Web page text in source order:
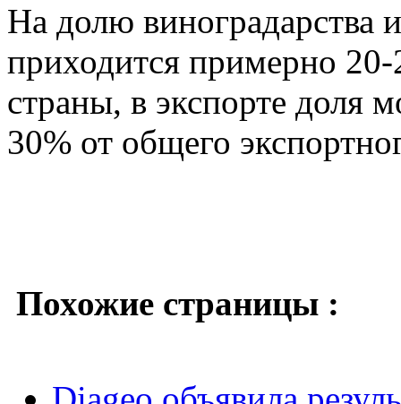
На долю виноградарства
приходится примерно
страны, в экспорте доля
30% от общего
Похожие страницы :